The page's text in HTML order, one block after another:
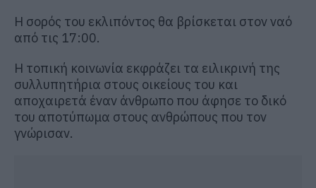
Η σορός του εκλιπόντος θα βρίσκεται στον ναό
από τις 17:00.
Η τοπική κοινωνία εκφράζει τα ειλικρινή της
συλλυπητήρια στους οικείους του και
αποχαιρετά έναν άνθρωπο που άφησε το δικό
του αποτύπωμα στους ανθρώπους που τον
γνώρισαν.